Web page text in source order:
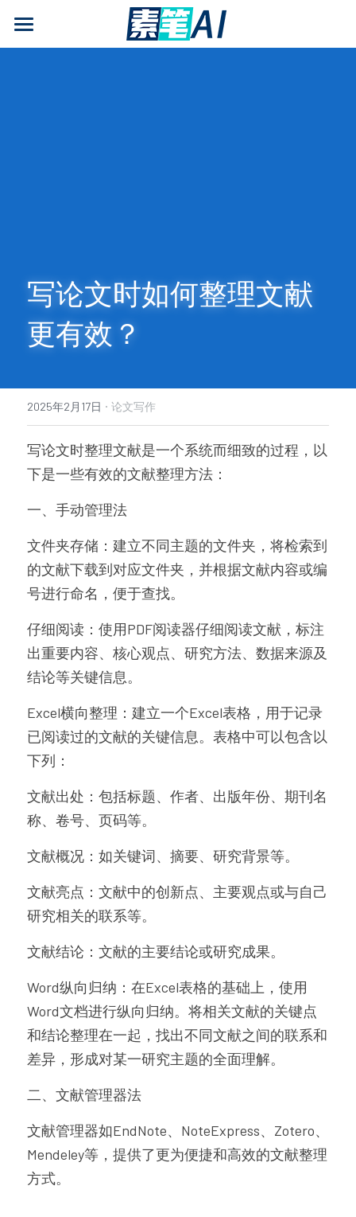
AI论文写作
免费福利
写论文时如何整理文献
更有效？
2025年2月17日 · 论文写作
写论文时整理文献是一个系统而细致的过程，以
下是一些有效的文献整理方法：
一、手动管理法
文件夹存储：建立不同主题的文件夹，将检索到
的文献下载到对应文件夹，并根据文献内容或编
号进行命名，便于查找。
仔细阅读：使用PDF阅读器仔细阅读文献，标注
出重要内容、核心观点、研究方法、数据来源及
结论等关键信息。
Excel横向整理：建立一个Excel表格，用于记录
已阅读过的文献的关键信息。表格中可以包含以
下列：
文献出处：包括标题、作者、出版年份、期刊名
称、卷号、页码等。
文献概况：如关键词、摘要、研究背景等。
文献亮点：文献中的创新点、主要观点或与自己
研究相关的联系等。
文献结论：文献的主要结论或研究成果。
Word纵向归纳：在Excel表格的基础上，使用
Word文档进行纵向归纳。将相关文献的关键点
和结论整理在一起，找出不同文献之间的联系和
差异，形成对某一研究主题的全面理解。
二、文献管理器法
文献管理器如EndNote、NoteExpress、Zotero、
Mendeley等，提供了更为便捷和高效的文献整理
方式。